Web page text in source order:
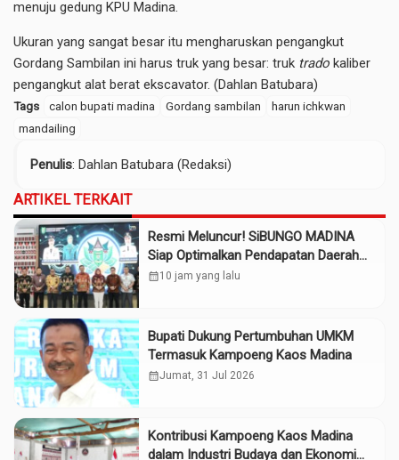
menuju gedung KPU Madina.
Ukuran yang sangat besar itu mengharuskan pengangkut
Gordang Sambilan ini harus truk yang besar: truk trado kaliber
pengangkut alat berat ekscavator. (Dahlan Batubara)
Tags calon bupati madina Gordang sambilan
harun ichkwan
mandailing
Penulis: Dahlan Batubara (Redaksi)
ARTIKEL TERKAIT
Resmi Meluncur! SiBUNGO MADINA
Siap Optimalkan Pendapatan Daerah
Madina
calendar_month10 jam yang lalu
Bupati Dukung Pertumbuhan UMKM
Termasuk Kampoeng Kaos Madina
calendar_monthJumat, 31 Jul 2026
Kontribusi Kampoeng Kaos Madina
dalam Industri Budaya dan Ekonomi